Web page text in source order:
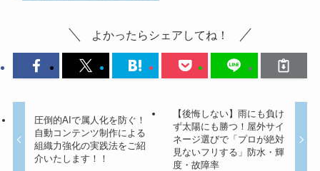
よかったらシェアしてね！
圧倒的AIで属人化を防ぐ！
自動コンテンツ制作による
組織力強化の実践法をご紹
介いたします！！
【後悔しない】雨にも負け
ず太陽にも勝つ！屋外サイ
ネージ選びで「プロが絶対
見ないフリする」防水・輝
度・故障率